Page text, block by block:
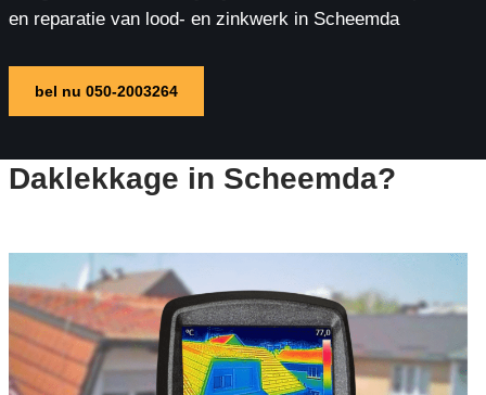
en reparatie van lood- en zinkwerk in Scheemda
bel nu 050-2003264
Daklekkage in Scheemda?